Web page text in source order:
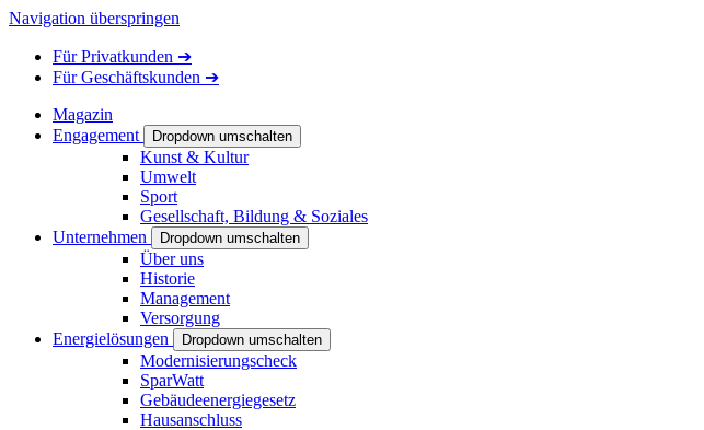
Navigation überspringen
FürPrivatkunden ➔
FürGeschäftskunden ➔
Magazin
Engagement
Dropdown umschalten
Kunst & Kultur
Umwelt
Sport
Gesellschaft, Bildung & Soziales
Unternehmen
Dropdown umschalten
Über uns
Historie
Management
Versorgung
Energielösungen
Dropdown umschalten
Modernisierungscheck
SparWatt
Gebäudeenergiegesetz
Hausanschluss